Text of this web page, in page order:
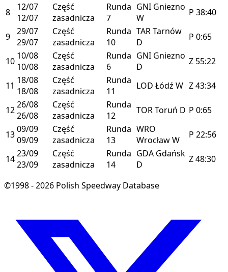
8
12/07
12/07
Część
zasadnicza
Runda
7
GNI Gniezno
W
P 38:40
9 29/07
29/07
Część
zasadnicza
Runda
10
TARTarnów
D
P 0:65
10 10/08
10/08
Część
zasadnicza
Runda
6
GNI Gniezno
D
Z 55:22
11 18/08
18/08
Część
zasadnicza
Runda
11
LOD Łódź W Z43:34
1226/08
26/08
Część
zasadnicza
Runda
12
TORToruń D P 0:65
1309/09
09/09
Część
zasadnicza
Runda
13
WRO
WrocławW P 22:56
1423/09
23/09
Część
zasadnicza
Runda
14
GDA Gdańsk
D
Z48:30
©1998 - 2026 Polish Speedway Database